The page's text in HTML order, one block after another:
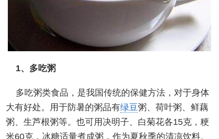
1、多吃粥
多吃粥类食品，是我国传统的保健方法，对于身体
大有好处。用于防暑的粥品有绿豆粥、荷叶粥、鲜藕
粥、生芦根粥等。也可用决明子、白菊花各15克，粳
米60克，冰糖适量煮成粥，作为夏秋季的清凉饮料。